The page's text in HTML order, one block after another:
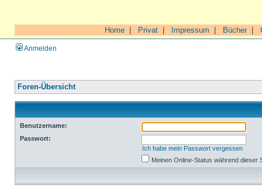
Home Privat Impressum Bücher|
Anmelden
Foren-Übersicht
Benutzername:
Passwort:
Ich habe mein Passwort vergessen
Meinen Online-Status während dieser